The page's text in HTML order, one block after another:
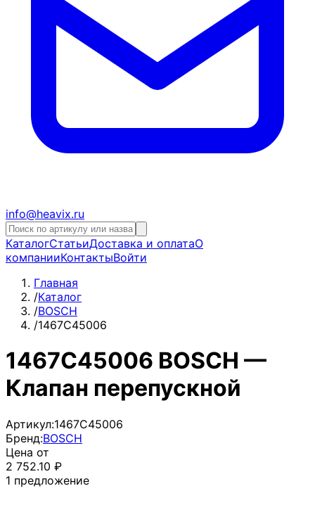
info@heavix.ru
КаталогСтатьиДоставка и оплатаО
компанииКонтактыВойти
Главная
/Каталог
/BOSCH
/1467C45006
1467C45006 BOSCH —
Клапан перепускной
Артикул:1467C45006
Бренд:BOSCH
Цена от
2 752.10 ₽
1 предложение